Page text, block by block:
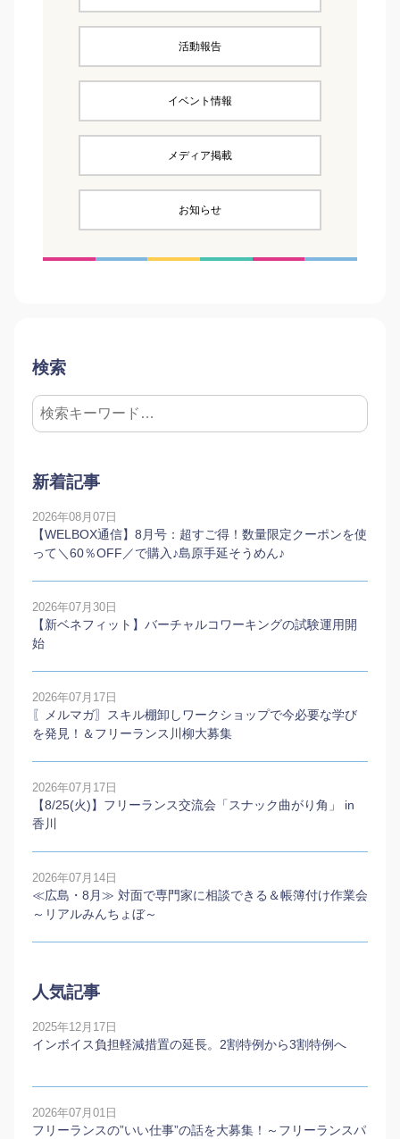
活動報告
イベント情報
メディア掲載
お知らせ
検索
新着記事
2026年08月07日
【WELBOX通信】8月号：超すご得！数量限定クーポンを使
って＼60％OFF／で購入♪島原手延そうめん♪
2026年07月30日
【新ベネフィット】バーチャルコワーキングの試験運用開
始
2026年07月17日
〖メルマガ〗スキル棚卸しワークショップで今必要な学び
を発見！＆フリーランス川柳大募集
2026年07月17日
【8/25(火)】フリーランス交流会「スナック曲がり角」 in
香川
2026年07月14日
≪広島・8月≫ 対面で専門家に相談できる＆帳簿付け作業会
～リアルみんちょぼ～
人気記事
2025年12月17日
インボイス負担軽減措置の延長。2割特例から3割特例へ
2026年07月01日
フリーランスの”いい仕事”の話を大募集！～フリーランスパ